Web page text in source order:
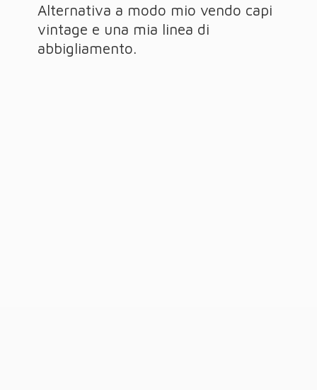
Alternativa a modo mio vendo capi
vintage e una mia linea di
abbigliamento.